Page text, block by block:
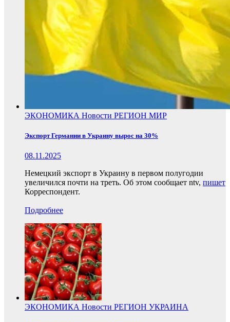
ЭКОНОМИКА Новости РЕГИОН МИР
Экспорт Германии в Украину вырос на 30%
08.11.2025
Немецкий экспорт в Украину в первом полугодии
увеличился почти на треть. Об этом сообщает ntv, пишет
Корреспондент.
Подробнее
ЭКОНОМИКА Новости РЕГИОН УКРАИНА